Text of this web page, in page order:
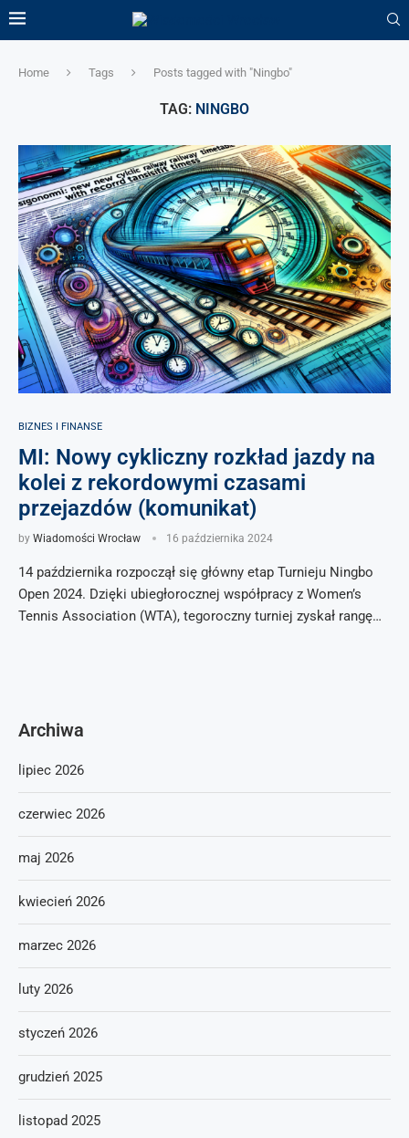
Home Tags Posts tagged with "Ningbo"
TAG: NINGBO
BIZNES I FINANSE
MI: Nowy cykliczny rozkład jazdy na
kolei z rekordowymi czasami
przejazdów (komunikat)
by Wiadomości Wrocław 16 października 2024
14 października rozpoczął się główny etap Turnieju Ningbo
Open 2024. Dzięki ubiegłorocznej współpracy z Women’s
Tennis Association (WTA), tegoroczny turniej zyskał rangę…
Archiwa
lipiec 2026
czerwiec 2026
maj 2026
kwiecień 2026
marzec 2026
luty 2026
styczeń 2026
grudzień 2025
listopad 2025